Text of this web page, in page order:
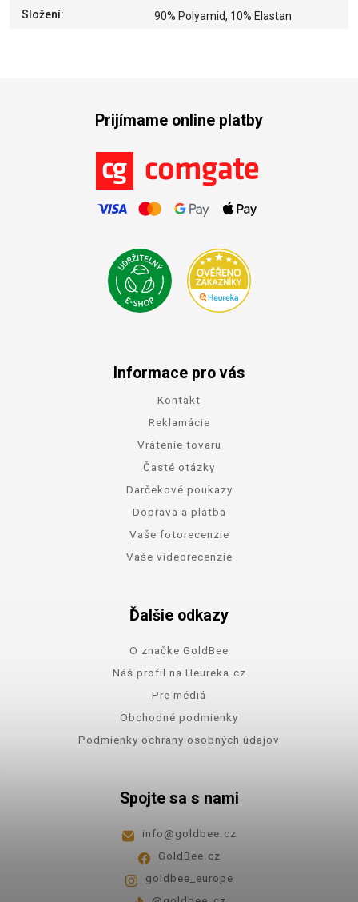
Složení: 90% Polyamid, 10% Elastan
Prijímame online platby
Informace pro vás
Kontakt
Reklamácie
Vrátenie tovaru
Časté otázky
Darčekové poukazy
Doprava a platba
Vaše fotorecenzie
Vaše videorecenzie
Ďalšie odkazy
O značke GoldBee
Náš profil na Heureka.cz
Pre médiá
Obchodné podmienky
Podmienky ochrany osobných údajov
Spojte sa s nami
info@goldbee.cz
GoldBee.cz
goldbee_europe